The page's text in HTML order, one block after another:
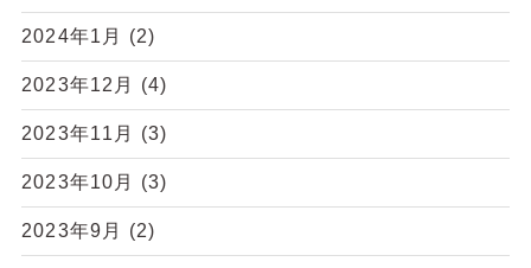
2024年1月 (2)
2023年12月 (4)
2023年11月 (3)
2023年10月 (3)
2023年9月 (2)